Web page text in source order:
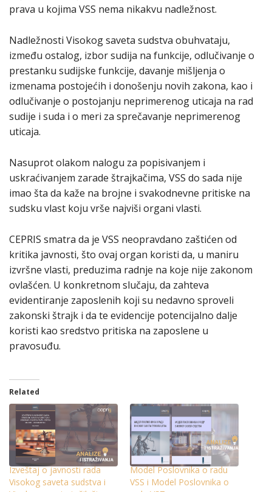
prava u kojima VSS nema nikakvu nadležnost.
Nadležnosti Visokog saveta sudstva obuhvataju,
između ostalog, izbor sudija na funkcije, odlučivanje o
prestanku sudijske funkcije, davanje mišljenja o
izmenama postojećih i donošenju novih zakona, kao i
odlučivanje o postojanju neprimerenog uticaja na rad
sudije i suda i o meri za sprečavanje neprimerenog
uticaja.
Nasuprot olakom nalogu za popisivanjem i
uskraćivanjem zarade štrajkačima, VSS do sada nije
imao šta da kaže na brojne i svakodnevne pritiske na
sudsku vlast koju vrše najviši organi vlasti.
CEPRIS smatra da je VSS neopravdano zaštićen od
kritika javnosti, što ovaj organ koristi da, u maniru
izvršne vlasti, preduzima radnje na koje nije zakonom
ovlašćen. U konkretnom slučaju, da zahteva
evidentiranje zaposlenih koji su nedavno sproveli
zakonski štrajk i da te evidencije potencijalno dalje
koristi kao sredstvo pritiska na zaposlene u
pravosuđu.
Related
Izveštaj o javnosti rada
Visokog saveta sudstva i
Model Poslovnika o radu
VSS i Model Poslovnika o